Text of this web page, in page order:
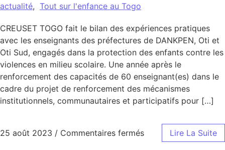
actualité, Tout sur l'enfance au Togo
CREUSET TOGO fait le bilan des expériences pratiques
avec les enseignants des préfectures de DANKPEN, Oti et
Oti Sud, engagés dans la protection des enfants contre les
violences en milieu scolaire. Une année après le
renforcement des capacités de 60 enseignant(es) dans le
cadre du projet de renforcement des mécanismes
institutionnels, communautaires et participatifs pour […]
25 août 2023 / Commentaires ferméssur Bilan desLire La Suite